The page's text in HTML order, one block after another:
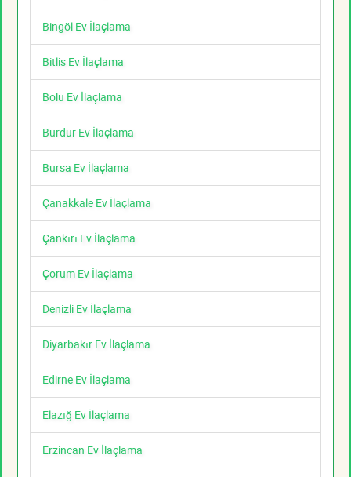
Bingöl Ev İlaçlama
Bitlis Ev İlaçlama
Bolu Ev İlaçlama
Burdur Ev İlaçlama
Bursa Ev İlaçlama
Çanakkale Ev İlaçlama
Çankırı Ev İlaçlama
Çorum Ev İlaçlama
Denizli Ev İlaçlama
Diyarbakır Ev İlaçlama
Edirne Ev İlaçlama
Elazığ Ev İlaçlama
Erzincan Ev İlaçlama